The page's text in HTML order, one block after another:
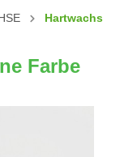
Hartwachs
Farbe